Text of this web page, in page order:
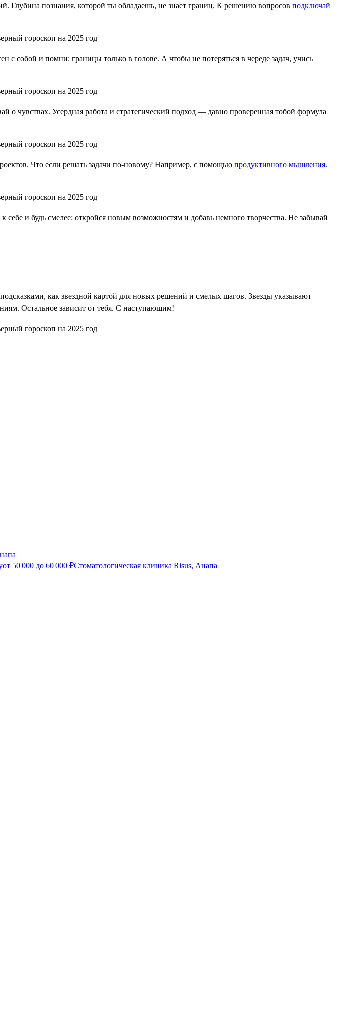
Глубина познания, которой ты обладаешь, не знает границ. К решению вопросов подключай
с собой и помни: границы только в голове. А чтобы не потеряться в череде задач, учись
о чувствах. Усердная работа и стратегический подход — давно проверенная тобой формула
Что если решать задачи по-новому? Например, с помощью продуктивного мышления.
и будь смелее: откройся новым возможностям и добавь немного творчества. Не забывай
как звездной картой для новых решений и смелых шагов. Звезды указывают
Остальное зависит от тебя. С наступающим!
от 50 000 до 60 000 ₽Стоматологическая клиника Risus, Анапа